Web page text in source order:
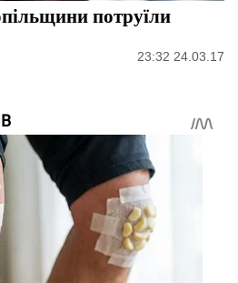
потруїли
23:32 24.03.17